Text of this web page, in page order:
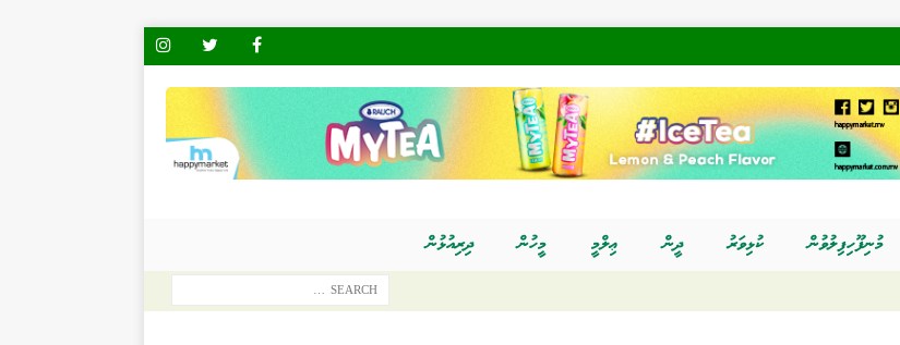
މުނިފޫހިފިލުވުން ކުޅިވަރު ދީން ޢިލްމީ މީހުން ދިރިއުޅުން